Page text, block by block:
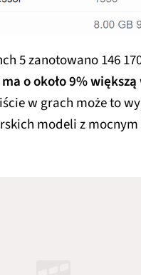
5 zanotowano 146
ma o około 9%
w grach może to
modeli z mocnym